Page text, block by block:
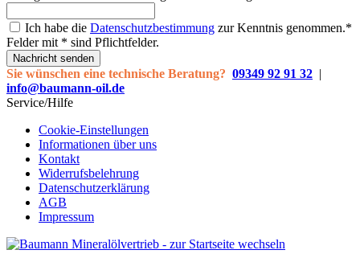
Ich habe die Datenschutzbestimmung zur Kenntnis genommen.*
Felder mit * sind Pflichtfelder.
Nachricht senden
Sie wünschen eine technische Beratung? 09349 92 91 32 |
info@baumann-oil.de
Service/Hilfe
Cookie-Einstellungen
Informationen über uns
Kontakt
Widerrufsbelehrung
Datenschutzerklärung
AGB
Impressum